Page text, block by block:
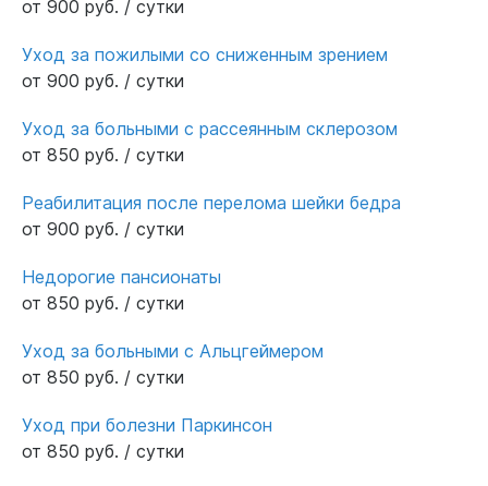
от 900 руб. / сутки
Уход за пожилыми со сниженным зрением
от 900 руб. / сутки
Уход за больными с рассеянным склерозом
от 850 руб. / сутки
Реабилитация после перелома шейки бедра
от 900 руб. / сутки
Недорогие пансионаты
от 850 руб. / сутки
Уход за больными с Альцгеймером
от 850 руб. / сутки
Уход при болезни Паркинсон
от 850 руб. / сутки